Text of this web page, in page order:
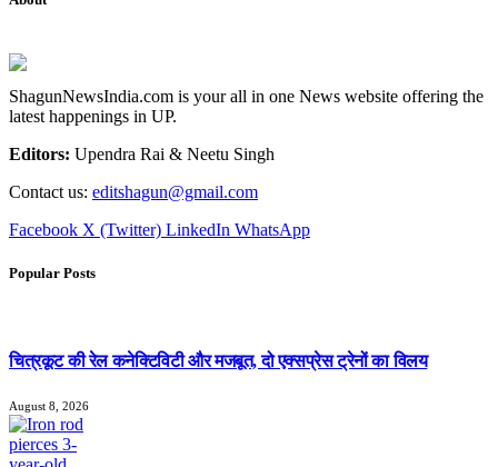
ShagunNewsIndia.com is your all in one News website offering the
latest happenings in UP.
Editors: Upendra Rai & Neetu Singh
Contact us: editshagun@gmail.com
Facebook X (Twitter) LinkedIn WhatsApp
Popular Posts
चित्रकूट की रेल कनेक्टिविटी और मजबूत, दो एक्सप्रेस ट्रेनों का विलय
August 8, 2026